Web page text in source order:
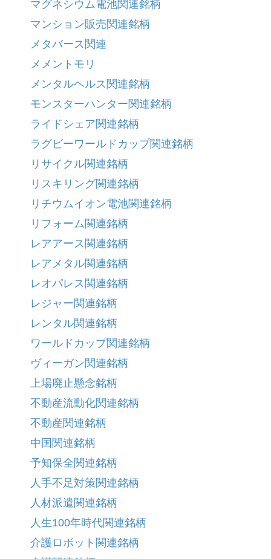
マグネシウム電池関連銘柄
マンション販売関連銘柄
メタバース関連
メメントモリ
メンタルヘルス関連銘柄
モンスターハンター関連銘柄
ライドシェア関連銘柄
ラグビーワールドカップ関連銘柄
リサイクル関連銘柄
リスキリング関連銘柄
リチウムイオン電池関連銘柄
リフォーム関連銘柄
レアアース関連銘柄
レアメタル関連銘柄
レオパレス関連銘柄
レジャー関連銘柄
レンタル関連銘柄
ワールドカップ関連銘柄
ヴィーガン関連銘柄
上場廃止懸念銘柄
不動産流動化関連銘柄
不動産関連銘柄
中国関連銘柄
予知保全関連銘柄
人手不足対策関連銘柄
人材派遣関連銘柄
人生100年時代関連銘柄
介護ロボット関連銘柄